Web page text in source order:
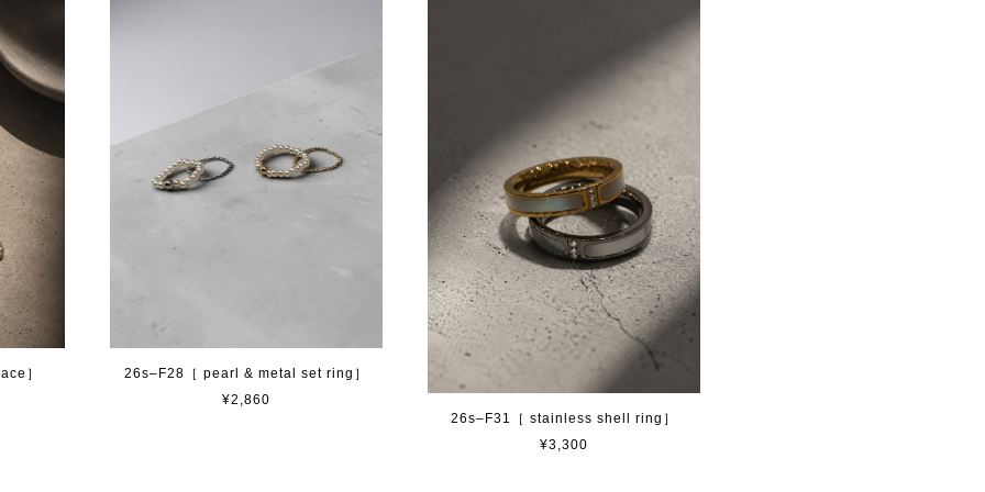
］
26s–F28［ pearl & metal set ring］
¥2,860
26s–F31［ stainless shell ring］
¥3,300